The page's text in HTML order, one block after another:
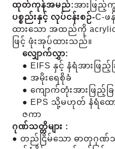
ထုတ်ကုန်အမည်:အားဖြ
ပစ္စည်းနှင့် လုပ်ငန်းစဉ်-C-
ထားသော အထည်ကို acrylic
ဖြင့် ဖုံးအုပ်ထားသည်။
လျှောက်လွှာ:
● EIFS နှင့် နံရံအားဖြည့်ခ
● အမိုးရေစိုခံ
● ကျောက်တုံးအားဖြည့်ခြ
● EPS သို့မဟုတ် နံရံထ
ဇကာ
ဂုဏ်သတ္တိများ :
● တည်ငြိမ်သော ဓာတုဂုဏ်